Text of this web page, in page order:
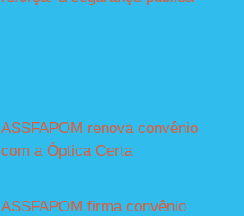
ASSFAPOM renova convênio
com a Óptica Certa
ASSFAPOM firma convênio